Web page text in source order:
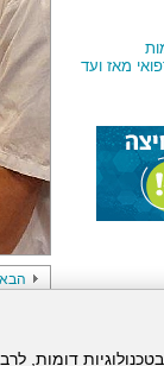
מאז ועד
הבא